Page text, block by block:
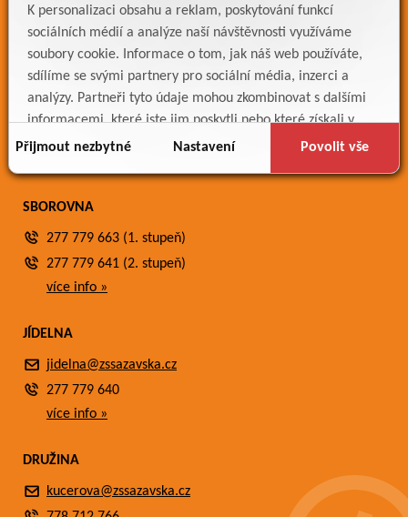
K personalizaci obsahu a reklam, poskytování funkcí
sociálních médií a analýze naší návštěvnosti využíváme
soubory cookie. Informace o tom, jak náš web používáte,
sdílíme se svými partnery pro sociální média, inzerci a
analýzy. Partneři tyto údaje mohou zkombinovat s dalšími
informacemi, které jste jim poskytli nebo které získali v
důsledku toho, že používáte jejich služby.
Přijmout nezbytné Nastavení Povolit vše
ODKAZY
Bakaláři
Jídelníček
Meteostanice
SBOROVNA
277 779 663 (1. stupeň)
277 779 641 (2. stupeň)
více info »
JÍDELNA
jidelna@zssazavska.cz
277 779 640
více info »
DRUŽINA
kucerova@zssazavska.cz